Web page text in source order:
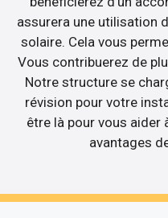
assurera une utilisation
solaire. Cela vous
Vous contribuerez de
Notre structure se
révision pour votre
être là pour vous aider
avantages